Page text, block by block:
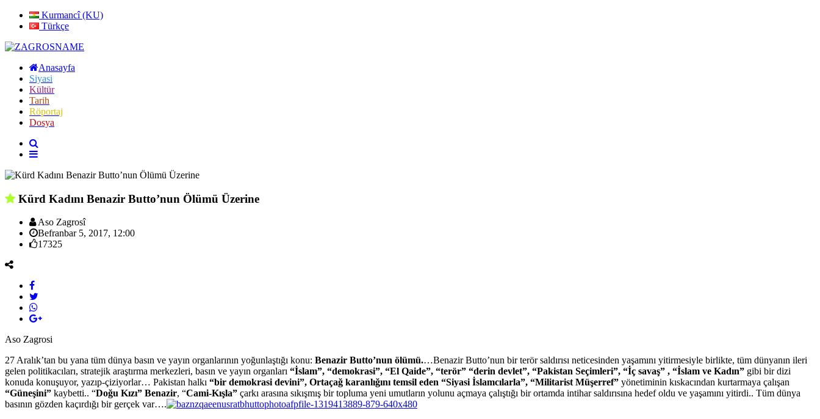
Kurmancî (KU)
Türkçe
Anasayfa
Siyasi
Kültür
Tarih
Röportaj
Dosya
Kürd Kadını Benazir Butto’nun Ölümü Üzerine
Aso Zagrosî
Befranbar 5, 2017, 12:00
17325
Aso Zagrosi
27 Aralık’tan bu yana tüm dünya basın ve yayın organlarının yoğunlaştığı konu: Benazir Butto’nun ölümü.…Benazir Butto’nun bir terör saldırısı neticesinden yaşamını yitirmesiyle birlikte, tüm dünyanın ileri
gelen politikacıları, stratejik araştırma merkezleri, basın ve yayın organları “İslam”, “demokrasi”, “El Qaide”, “terör” “derin devlet”, “Pakistan Seçimleri”, “İç savaş” , “İslam ve Kadın” gibi bir dizi
konuda konuşuyor, yazıp-çiziyorlar… Pakistan halkı “bir demokrasi devini”, Ortaçağ karanlığını temsil eden “Siyasi İslamcılarla”, “Militarist Müşerref” yönetiminin kıskacından kurtarmaya çalışan
“Güneşini” kaybetti.. “Doğu Kızı” Benazir, “Cami-Kışla” çarkı arasına sıkışmış bir topluma yeni umutların yolunu açmaya çalıştığı bir ortamda intihar saldırısına hedef oldu ve yaşamını yitirdi.. Tüm dünya
basının gözden kaçırdığı bir gerçek var….